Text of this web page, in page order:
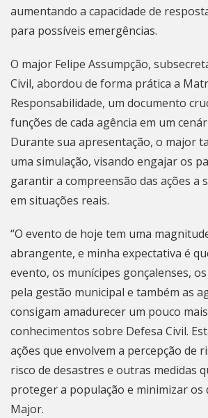
aumentando a capacidade de
para possíveis emergências.
O major Felipe Assumpção,
Civil, abordou de forma prática a
Responsabilidade, um documento
funções de cada agência em um
Durante sua apresentação, o major
uma simulação, visando engajar os
garantir a compreensão das ações a
em situações reais.
“O evento de hoje tem uma
abrangente, e minha expectativa é
evento, os munícipes gonçalenses,
pela gestão municipal e também as
consigam amadurecer um pouco
conhecimentos sobre Defesa Civil.
ações que envolvem a percepção de
risco de desastres e outras medidas
proteger a população e minimizar os
Major.